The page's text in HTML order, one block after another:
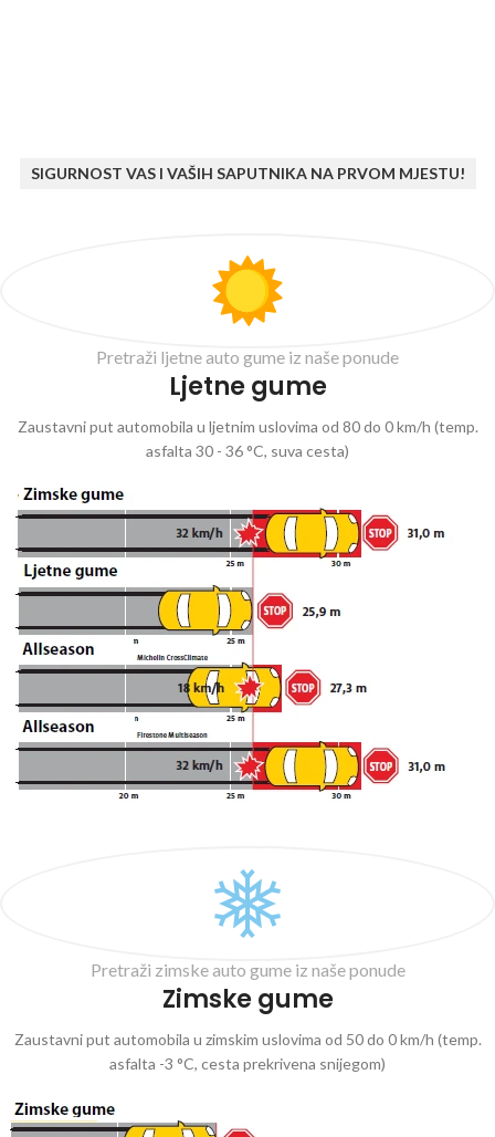
SIGURNOST VAS I VAŠIH SAPUTNIKA NA PRVOM MJESTU!
Pretraži ljetne auto gume iz naše ponude
Ljetne gume
Zaustavni put automobila u ljetnim uslovima od 80 do 0 km/h (temp.
asfalta 30 - 36 °C, suva cesta)
Pretraži zimske auto gume iz naše ponude
Zimske gume
Zaustavni put automobila u zimskim uslovima od 50 do 0 km/h (temp.
asfalta -3 °C, cesta prekrivena snijegom)